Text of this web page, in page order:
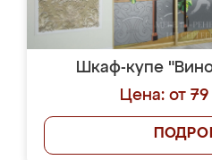
Шкаф-купе
Цена: от